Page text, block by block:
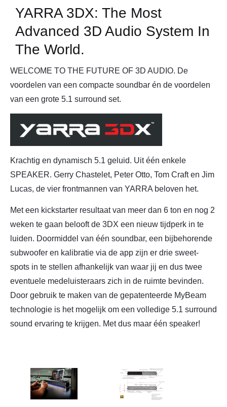
YARRA 3DX: The Most
Advanced 3D Audio System In
The World.
WELCOME TO THE FUTURE OF 3D AUDIO. De
voordelen van een compacte soundbar én de voordelen
van een grote 5.1 surround set.
Krachtig en dynamisch 5.1 geluid. Uit één enkele
SPEAKER. Gerry Chastelet, Peter Otto, Tom Craft en Jim
Lucas, de vier frontmannen van YARRA beloven het.
Met een kickstarter resultaat van meer dan 6 ton en nog 2
weken te gaan belooft de 3DX een nieuw tijdperk in te
luiden. Doormiddel van één soundbar, een bijbehorende
subwoofer en kalibratie via de app zijn er drie sweet-
spots in te stellen afhankelijk van waar jij en dus twee
eventuele medeluisteraars zich in de ruimte bevinden.
Door gebruik te maken van de gepatenteerde MyBeam
technologie is het mogelijk om een volledige 5.1 surround
sound ervaring te krijgen. Met dus maar één speaker!